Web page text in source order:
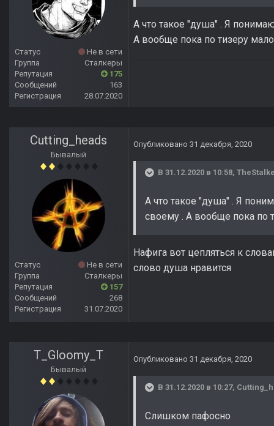
Статус
Не в сети
Группа
Сталкеры
Репутация
175
Сообщений
163
Регистрация
28.07.2020
А что такое "душа" . Я
А вообще пока по тизеру
Cutting_heads
Бывалый
Статус
Не в сети
Группа
Сталкеры
Репутация
157
Сообщений
268
Регистрация
31.07.2020
Опубликовано 31 декабря, 2020
В 31.12.2020 в 10:58,
А что такое "душа" . Я
своему . А вообще пока по
Нафига вот цепляться к
слово душа нравится
T_Gloomy_T
Бывалый
Опубликовано 31 декабря, 2020
В 31.12.2020 в 10:27,
Слишком пафосно